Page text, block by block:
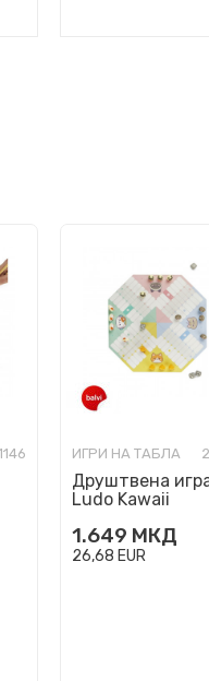
ИГРИ НА ТАБЛА
Друштвена
Ludo Kawaii
1.649 МКД
26,68 EUR